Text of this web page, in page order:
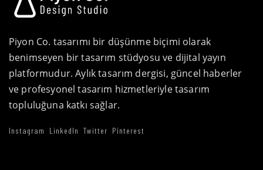
Piyon Co. tasarımı bir düşünme biçimi olarak
benimseyen bir tasarım stüdyosu ve dijital yayın
platformudur. Aylık tasarım dergisi, güncel haberler
ve profesyonel tasarım hizmetleriyle tasarım
topluluğuna katkı sağlar.
Instagram LinkedIn Twitter Pinterest